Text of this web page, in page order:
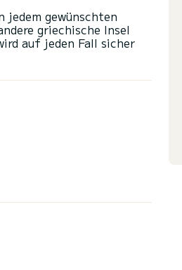
jedem gewünschten
griechische Insel
auf jeden Fall sicher